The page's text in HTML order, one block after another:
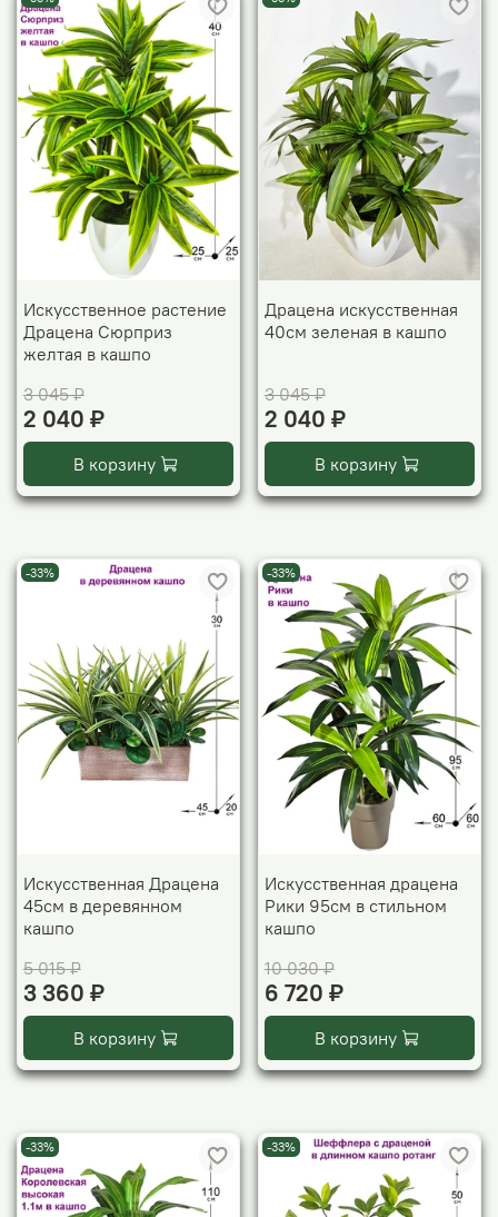
Искусственное растение
Драцена Сюрприз
желтая в кашпо
3 045 ₽
2 040 ₽
В корзину
Драцена искусственная
40см зеленая в кашпо
3 045 ₽
2 040 ₽
В корзину
-33%
Искусственная Драцена
45см в деревянном
кашпо
5 015 ₽
3 360 ₽
В корзину
-33%
Искусственная драцена
Рики 95см в стильном
кашпо
10 030 ₽
6 720 ₽
В корзину
-33% -33%